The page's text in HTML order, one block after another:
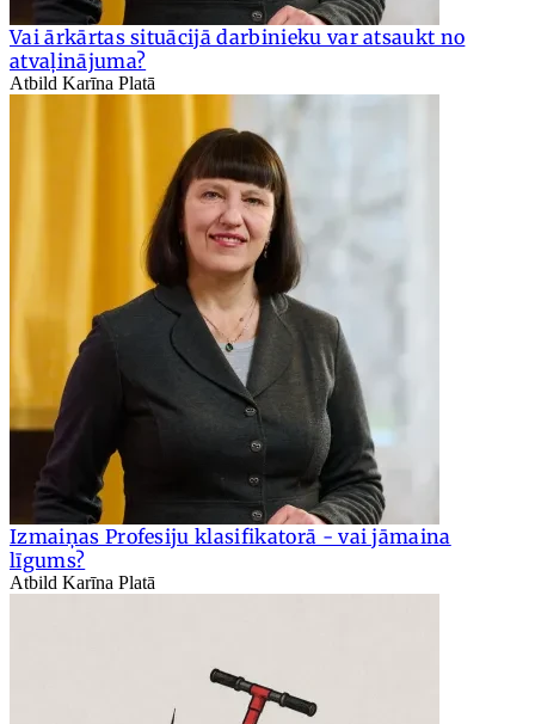
Vai ārkārtas situācijā darbinieku var atsaukt no
atvaļinājuma?
Atbild Karīna Platā
Izmaiņas Profesiju klasifikatorā - vai jāmaina
līgums?
Atbild Karīna Platā